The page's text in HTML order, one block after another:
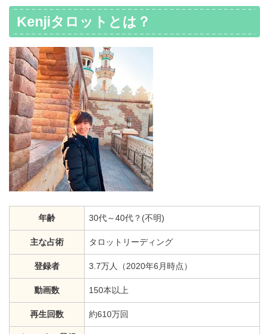
Kenjiタロットとは？
年齢 30代～40代？(不明)
主な占術 タロットリーディング
登録者 3.7万人（2020年6月時点）
動画数 150本以上
再生回数 約610万回